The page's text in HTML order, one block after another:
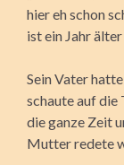
hier eh schon
ist ein Jahr älter
Sein Vater
schaute auf die
die ganze Zeit
Mutter redete